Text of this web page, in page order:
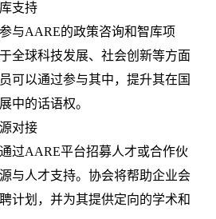
支持
与AARE的政策咨询和智库项
全球科技发展、社会创新等方面
可以通过参与其中，提升其在国
中的话语权。
对接
过AARE平台招募人才或合作伙
与人才支持。协会将帮助企业会
计划，并为其提供定向的学术和